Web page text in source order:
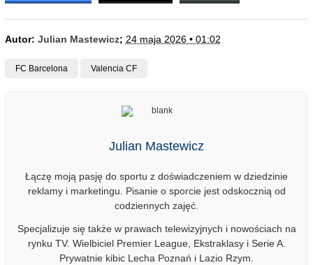
Autor: Julian Mastewicz; 24 maja 2026 • 01:02
FC Barcelona Valencia CF
Julian Mastewicz
Łączę moją pasję do sportu z doświadczeniem w dziedzinie
reklamy i marketingu. Pisanie o sporcie jest odskocznią od
codziennych zajęć.
Specjalizuje się także w prawach telewizyjnych i nowościach na
rynku TV. Wielbiciel Premier League, Ekstraklasy i Serie A.
Prywatnie kibic Lecha Poznań i Lazio Rzym.